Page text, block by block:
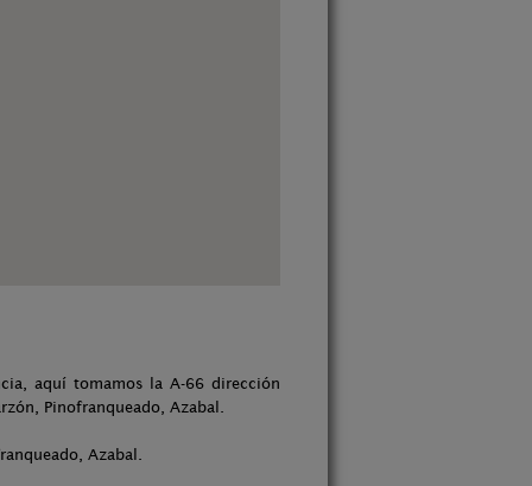
aquí tomamos la A-66 dirección
Pinofranqueado, Azabal.
Azabal.